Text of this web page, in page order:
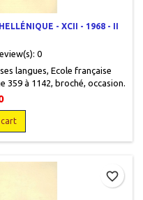
- XCII - 1968 - II
0
langues, Ecole française
359 à 1142, broché, occasion.
Le volume II.
favorite_border